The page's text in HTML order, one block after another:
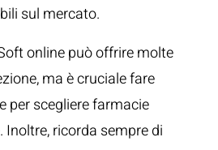
sul mercato.
online può offrire molte
ma è cruciale fare
per scegliere farmacie
ricorda sempre di